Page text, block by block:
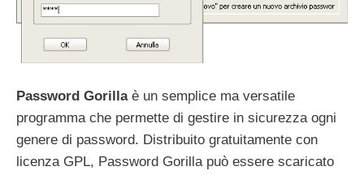
Password Gorillaè un semplice ma versatile
programma che permette di gestire in sicurezza ogni
genere di password. Distribuito gratuitamente con
licenza GPL, Password Gorilla può essere scaricato